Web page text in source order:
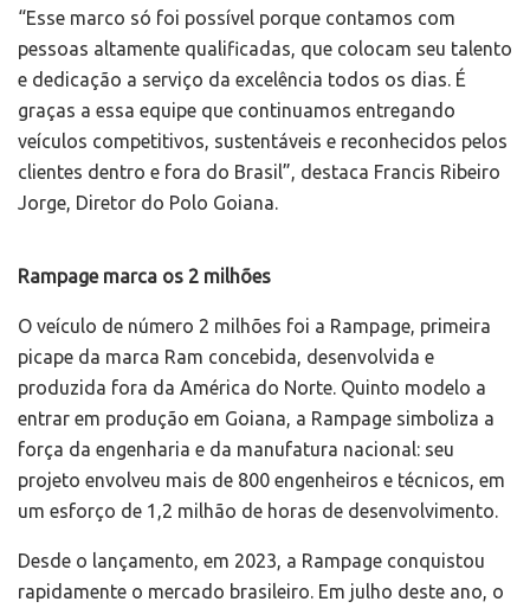
“Esse marco só foi possível porque contamos com
pessoas altamente qualificadas, que colocam seu talento
e dedicação a serviço da excelência todos os dias. É
graças a essa equipe que continuamos entregando
veículos competitivos, sustentáveis e reconhecidos pelos
clientes dentro e fora do Brasil”, destaca Francis Ribeiro
Jorge, Diretor do Polo Goiana.
Rampage marca os 2 milhões
O veículo de número 2 milhões foi a Rampage, primeira
picape da marca Ram concebida, desenvolvida e
produzida fora da América do Norte. Quinto modelo a
entrar em produção em Goiana, a Rampage simboliza a
força da engenharia e da manufatura nacional: seu
projeto envolveu mais de 800 engenheiros e técnicos, em
um esforço de 1,2 milhão de horas de desenvolvimento.
Desde o lançamento, em 2023, a Rampage conquistou
rapidamente o mercado brasileiro. Em julho deste ano, o